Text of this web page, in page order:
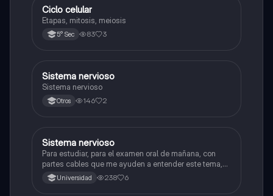
Biología
Ciclo celular
Etapas, mitosis, meiosis
5° Sec 83 3
Biología
Sistema nervioso
Sistema nervioso
Otros 146 2
Biología
Sistema nervioso
Para estudiar, para el examen oral de mañana, con
partes cables que me ayuden a entender este tema,
porque se me complica un poco ya que el tema es
muy extenso y quisiera poder lograr entenderlo
Universidad 238 6